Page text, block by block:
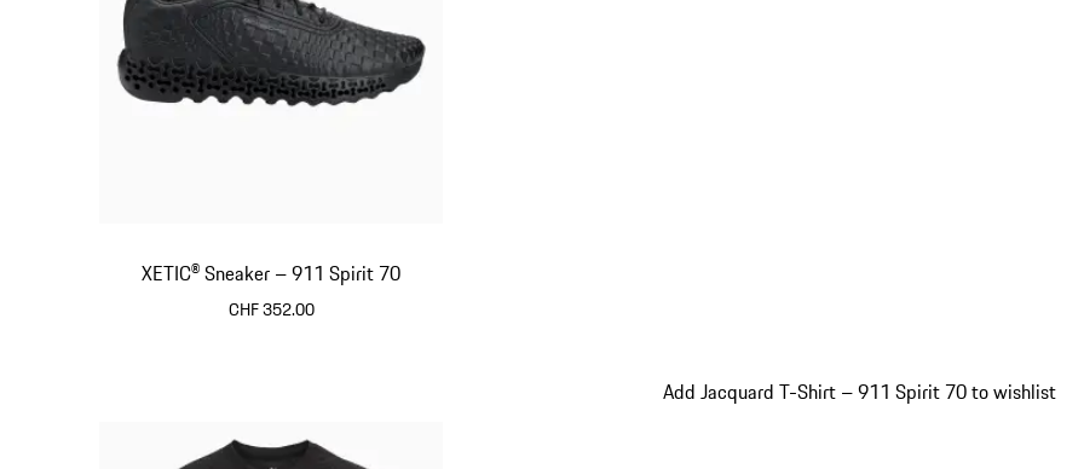
XETIC® Sneaker – 911 Spirit 70
CHF 352.00
Add Jacquard T-Shirt – 911 Spirit 70 to wishlist